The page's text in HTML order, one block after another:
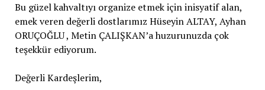
Bu güzel kahvaltıyı organize etmek için inisyatif alan,
emek veren değerli dostlarımız Hüseyin ALTAY, Ayhan
ORUÇOĞLU , Metin ÇALIŞKAN’a huzurunuzda çok
teşekkür ediyorum.
Değerli Kardeşlerim,